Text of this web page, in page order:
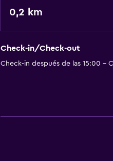
Wifi gratis
Lavandería
Plancha y tabla de planchar
0,2 km
Check-in/Check-out
Check-in después de las 15:00 -